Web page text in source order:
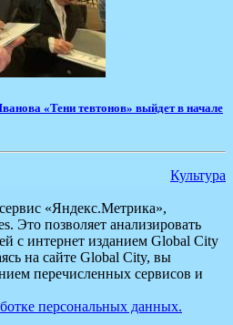
«Тени тевтонов» выйдет в начале
Культура
«Яндекс.Метрика»,
Это позволяет анализировать
с интернет изданием Global City
на сайте Global City, вы
перечисленных сервисов и
персональных данных.